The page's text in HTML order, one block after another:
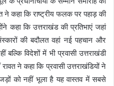
ने कहा कि राष्ट्रीय फलक पर पहाड़ की
कहा कि उत्तराखंड की प्रतिभाएं जहां
की बदौलत वहां नई पहचान और
विदेशों में भी प्रवासी उत्तराखंडी
ने कहा कि प्रवासी उत्तराखंडियों ने
को नहीं भूला है यह वास्तव में सबसे